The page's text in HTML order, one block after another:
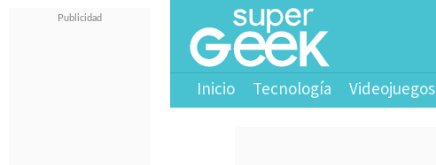
Inicio Tecnología Videojuegos